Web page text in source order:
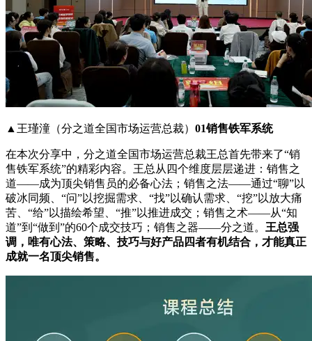
▲王瑾潼（分之道全国市场运营总裁） 01销售铁军系统
在本次分享中，分之道全国市场运营总裁王总首先带来了“销
售铁军系统”的精彩内容。王总从四个维度层层递进：销售之
道——成为顶尖销售员的必备心法；销售之法——通过“聊”以
破冰同频、“问”以挖掘需求、“找”以确认需求、“挖”以放大痛
苦、“给”以描绘希望、“推”以推进成交；销售之术——从“知
道”到“做到”的60个成交技巧；销售之器——分之道。 王总强
调，唯有心法、策略、技巧与好产品四者有机结合，才能真正
成就一名顶尖销售。